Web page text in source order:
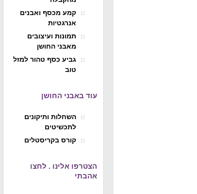
קמע מכסף ואבנים
אנרגטיות
תמונות ועיצובים
מאבני החושן
גביע כסף טהור למזל
טוב
עוד באבני החושן
השחלות ותיקונים
לתכשיטים
קורס בקריסטלים
הצטרפו אלינו . לחצו
אהבתי